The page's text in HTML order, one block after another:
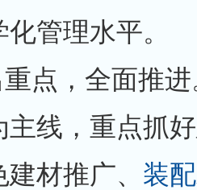
管理水平。
，全面推进
主线，重点抓
材推广、 装